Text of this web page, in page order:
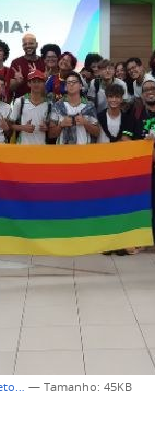
—Tamanho: 45KB